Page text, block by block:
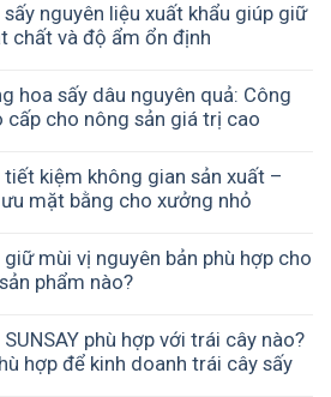
sấy nguyên liệu xuất khẩu giúp giữ
chất và độ ẩm ổn định
hoa sấy dâu nguyên quả: Công
cấp cho nông sản giá trị cao
tiết kiệm không gian sản xuất –
mặt bằng cho xưởng nhỏ
giữ mùi vị nguyên bản phù hợp cho
phẩm nào?
phù hợp với trái cây nào?
hợp để kinh doanh trái cây sấy